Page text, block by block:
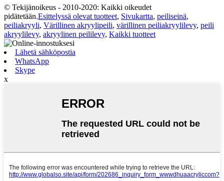
© Tekijänoikeus - 2010-2020: Kaikki oikeudet
pidätetään.Esittelyssä olevat tuotteet, Sivukartta, peiliseinä,
peiliakryyli, Värillinen akryylipeili, värillinen peiliakryylilevy, peili
akryylilevy, akryylinen peililevy, Kaikki tuotteet
Lähetä sähköpostia
WhatsApp
Skype
x